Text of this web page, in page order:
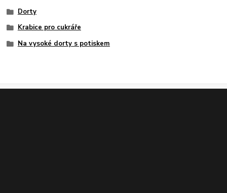
Dorty
Krabice pro cukráře
Na vysoké dorty s potiskem